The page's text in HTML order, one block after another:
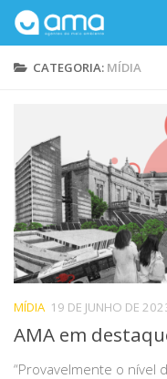
Skip to content
CATEGORIA: MÍDIA
MÍDIA 19 DE JUNHO DE
AMA em
“Provavelmente o nível